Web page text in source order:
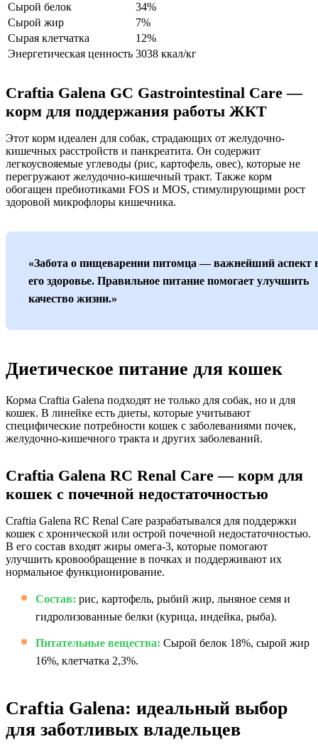
Сырой белок
34%
Сырой жир
7%
Сырая клетчатка
12%
Энергетическая ценность 3038 ккал/кг
Craftia Galena GC Gastrointestinal Care —
корм для поддержания работы ЖКТ
Этот корм идеален для собак, страдающих от желудочно-
кишечных расстройств и панкреатита. Он содержит
легкоусвояемые углеводы (рис, картофель, овес), которые не
перегружают желудочно-кишечный тракт. Также корм
обогащен пребиотиками FOS и MOS, стимулирующими рост
здоровой микрофлоры кишечника.
«Забота о пищеварении питомца — важнейший аспект
его здоровье. Правильное питание помогает улучшить
качество жизни.»
Диетическое питание для кошек
Корма Craftia Galena подходят не только для собак, но и для
кошек. В линейке есть диеты, которые учитывают
специфические потребности кошек с заболеваниями почек,
желудочно-кишечного тракта и других заболеваний.
Craftia Galena RC Renal Care — корм для
кошек с почечной недостаточностью
Craftia Galena RC Renal Care разрабатывался для поддержки
кошек с хронической или острой почечной недостаточностью.
В его состав входят жиры омега-3, которые помогают
улучшить кровообращение в почках и поддерживают их
нормальное функционирование.
Состав: рис, картофель, рыбий жир, льняное семя и
гидролизованные белки (курица, индейка, рыба).
Питательные вещества: Сырой белок 18%, сырой жир
16%, клетчатка 2,3%.
Craftia Galena: идеальный выбор
для заботливых владельцев